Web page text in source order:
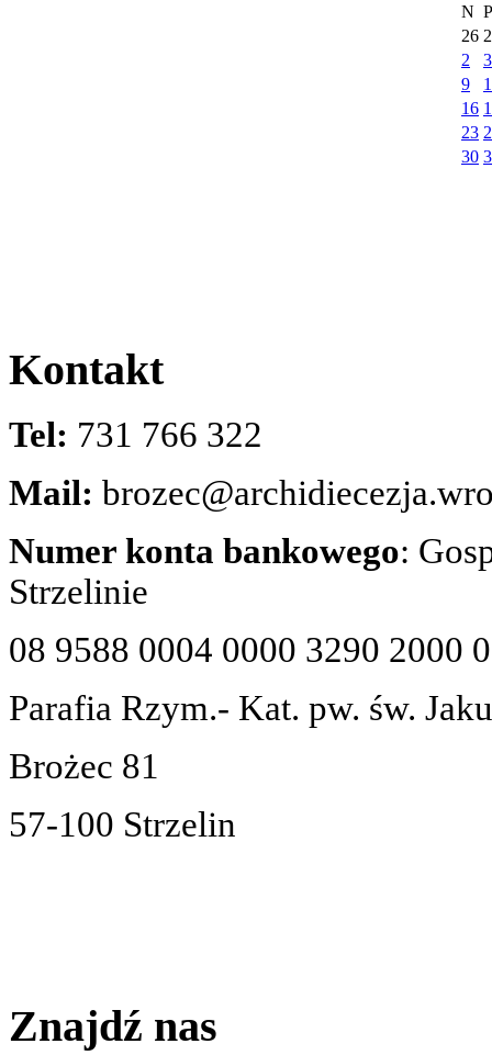
N P
26
2
3
9
16
23
30
Kontakt
Tel: 731 766 322
Mail:
Numer konta bankowego:
Strzelinie
08 9588 0004 0000 3290 2000
Parafia Rzym.- Kat. pw. św.
Brożec 81
57-100 Strzelin
Znajdź nas